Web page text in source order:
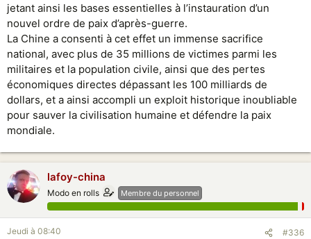
jetant ainsi les bases essentielles à l’instauration d’un
nouvel ordre de paix d’après-guerre.
La Chine a consenti à cet effet un immense sacrifice
national, avec plus de 35 millions de victimes parmi les
militaires et la population civile, ainsi que des pertes
économiques directes dépassant les 100 milliards de
dollars, et a ainsi accompli un exploit historique inoubliable
pour sauver la civilisation humaine et défendre la paix
mondiale.
lafoy-china
Modo en rolls Membre du personnel
Jeudi à 08:40 #336